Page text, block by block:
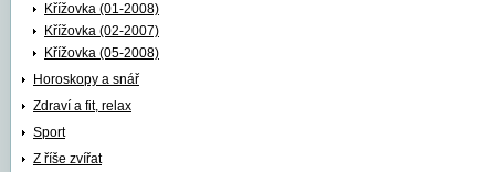
Křížovka (01-2008)
Křížovka (02-2007)
Křížovka (05-2008)
Horoskopy a snář
Zdraví a fit, relax
Sport
Z říše zvířat